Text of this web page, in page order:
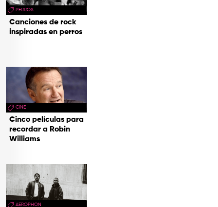
PERROS
Canciones de rock
inspiradas en perros
CINE
Cinco películas para
recordar a Robin
Williams
AEROPHON